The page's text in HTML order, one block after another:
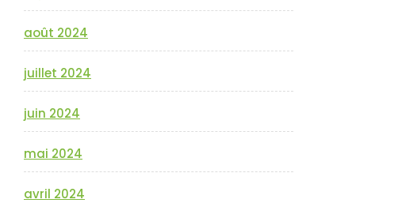
août 2024
juillet 2024
juin 2024
mai 2024
avril 2024